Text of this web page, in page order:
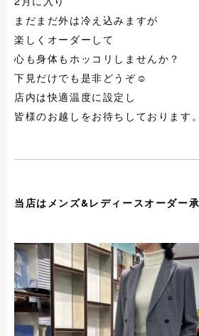
まだまだ外は冷え込みますが
楽しくオーダーして
心も身体もホッコリしませんか？
下見だけでも是非どうぞ☺︎
店内は快適温度に設定し
皆様のお越しをお待ちしております。
当店はメンズ&レディースオーダー承